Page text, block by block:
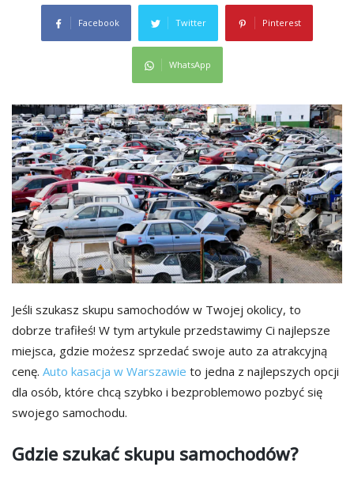
Facebook Twitter Pinterest
WhatsApp
Jeśli szukasz skupu samochodów w Twojej okolicy, to
dobrze trafiłeś! W tym artykule przedstawimy Ci najlepsze
miejsca, gdzie możesz sprzedać swoje auto za atrakcyjną
cenę. Auto kasacja w Warszawie to jedna z najlepszych opcji
dla osób, które chcą szybko i bezproblemowo pozbyć się
swojego samochodu.
Gdzie szukać skupu samochodów?